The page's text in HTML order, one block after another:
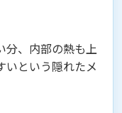
分、内部の熱も上
いという隠れたメ